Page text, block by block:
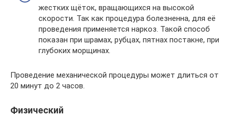
жестких щёток, вращающихся на высокой
скорости. Так как процедура болезненна, для её
проведения применяется наркоз. Такой способ
показан при шрамах, рубцах, пятнах постакне, при
глубоких морщинах.
Проведение механической процедуры может длиться от
20 минут до 2 часов.
Физический